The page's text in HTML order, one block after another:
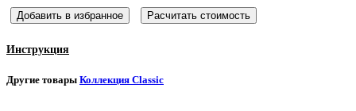
Добавить в избранное Расчитать стоимость
Инструкция
Другие товары Коллекция Classic